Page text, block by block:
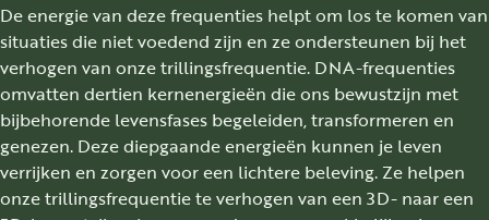
De energie van deze frequenties helpt om los te komen van
situaties die niet voedend zijn en ze ondersteunen bij het
verhogen van onze trillingsfrequentie. DNA-frequenties
omvatten dertien kernenergieën die ons bewustzijn met
bijbehorende levensfases begeleiden, transformeren en
genezen. Deze diepgaande energieën kunnen je leven
verrijken en zorgen voor een lichtere beleving. Ze helpen
onze trillingsfrequentie te verhogen van een 3D- naar een